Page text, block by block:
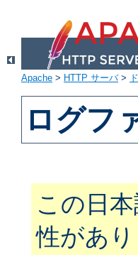
Apache > HTTP サーバ>
ログフ
この日
性があ